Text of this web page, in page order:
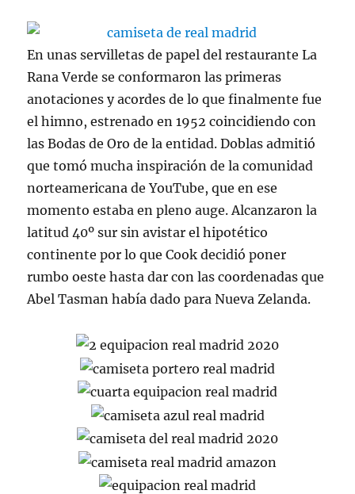
En unas servilletas de papel del restaurante La
Rana Verde se conformaron las primeras
anotaciones y acordes de lo que finalmente fue
el himno, estrenado en 1952 coincidiendo con
las Bodas de Oro de la entidad. Doblas admitió
que tomó mucha inspiración de la comunidad
norteamericana de YouTube, que en ese
momento estaba en pleno auge. Alcanzaron la
latitud 40º sur sin avistar el hipotético
continente por lo que Cook decidió poner
rumbo oeste hasta dar con las coordenadas que
Abel Tasman había dado para Nueva Zelanda.